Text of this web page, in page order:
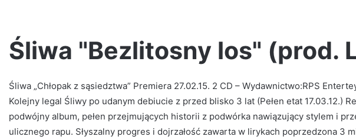
Śliwa "Bezlitosny los" (prod.
Śliwa „Chłopak z sąsiedztwa” Premiera 27.02.15. 2 CD – Wydawnictwo:RPS
Kolejny legal Śliwy po udanym debiucie z przed blisko 3 lat (Pełen etat 17.03.12.)
podwójny album, pełen przejmujących historii z podwórka nawiązujący stylem i
ulicznego rapu. Słyszalny progres i dojrzałość zawarta w lirykach poprzedzona 3
Jano
Polska
–
Druga
Dupki
i
#rap